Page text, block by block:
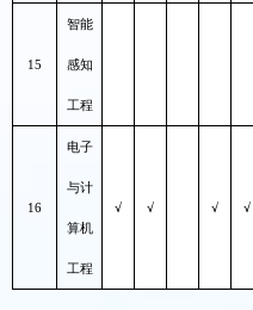
15
智能
感知
工程
16
电子
与计
算机
工程
√ √ √ √